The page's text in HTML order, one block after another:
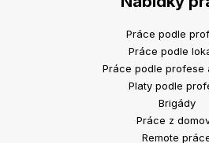
Práce podle
Práce podle
Práce podle profese
Platy podle
Brigády
Práce z
Remote